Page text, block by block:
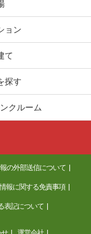
ョン
て
探す
クルーム
の外部送信について
報に関する免責事項
表記について